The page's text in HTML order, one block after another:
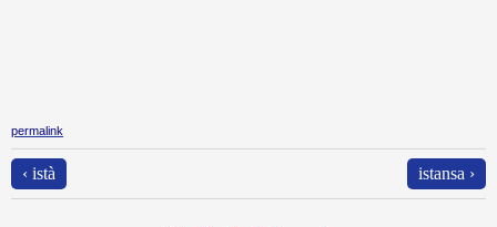
permalink
‹ istà istansa ›